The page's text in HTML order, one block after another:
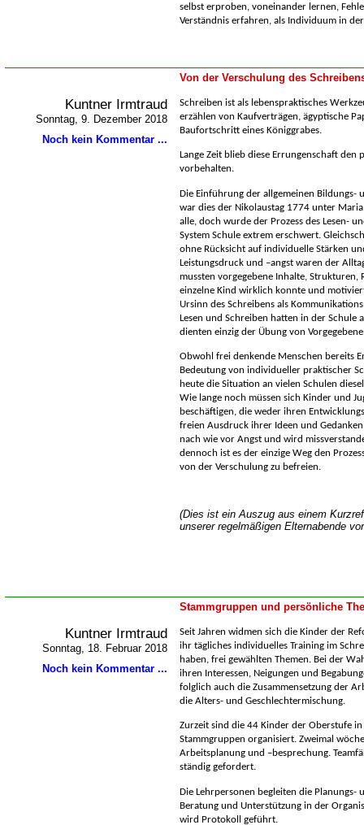
selbst erproben, voneinander lernen,
Verständnis erfahren, als Individuum in
Von der Verschulung des
Kuntner Irmtraud
Sonntag, 9. Dezember 2018
Noch kein Kommentar ...
Schreiben ist als lebenspraktisches
erzählen von Kaufverträgen, ägyptische
Baufortschritt eines Königgrabes.
Lange Zeit blieb diese Errungenschaft
vorbehalten.
Die Einführung der allgemeinen Bildungs-
war dies der Nikolaustag 1774 unter
alle, doch wurde der Prozess des Lesen-
System Schule extrem erschwert.
ohne Rücksicht auf individuelle Stärken
Leistungsdruck und –angst waren der
mussten vorgegebene Inhalte, Strukturen,
einzelne Kind wirklich konnte und
Ursinn des Schreibens als
Lesen und Schreiben hatten in der Schule
dienten einzig der Übung von
Obwohl frei denkende Menschen bereits
Bedeutung von individueller praktischer
heute die Situation an vielen Schulen
Wie lange noch müssen sich Kinder und
beschäftigen, die weder ihren
freien Ausdruck ihrer Ideen und Gedanken
nach wie vor Angst und wird
dennoch ist es der einzige Weg den
von der Verschulung zu befreien.
(Dies ist ein Auszug aus einem
unserer regelmäßigen Elternabende
Stammgruppen und persönliche
Kuntner Irmtraud
Sonntag, 18. Februar 2018
Noch kein Kommentar ...
Seit Jahren widmen sich die Kinder der
ihr tägliches individuelles Training im
haben, frei gewählten Themen. Bei der
ihren Interessen, Neigungen und
folglich auch die Zusammensetzung der
die Alters- und Geschlechtermischung.
Zurzeit sind die 44 Kinder der Oberstufe
Stammgruppen organisiert. Zweimal
Arbeitsplanung und –besprechung.
ständig gefordert.
Die Lehrpersonen begleiten die Planungs-
Beratung und Unterstützung in der
wird Protokoll geführt.